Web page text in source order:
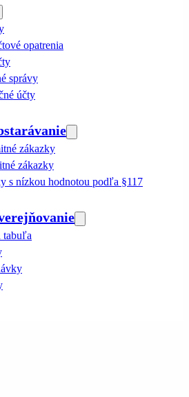
opatrenia
správy
účty
zákazky
zákazky
s nízkou hodnotou podľa §117
tabuľa